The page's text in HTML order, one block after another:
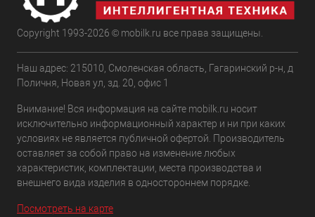
Copyright 1993-2026 © mobilk.ru все права защищены.
Наш адрес: 215010, Смоленская область, Гагаринский р-н, д
Поличня, Новая ул, зд. 20, офис 1
Внимание! Вся информация на сайте mobilk.ru носит
исключительно информационный характер и ни при каких
условиях не является публичной офертой. Производитель
оставляет за собой право на изменение любых
характеристик, комплектации, места производства и
внешнего вида изделия в одностороннем порядке.
Посмотреть на карте